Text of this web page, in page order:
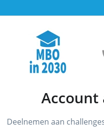
Account
Deelnemen aan